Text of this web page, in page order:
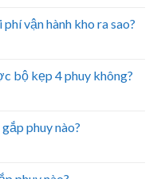
vận hành kho ra sao?
bộ kẹp 4 phuy không?
phuy nào?